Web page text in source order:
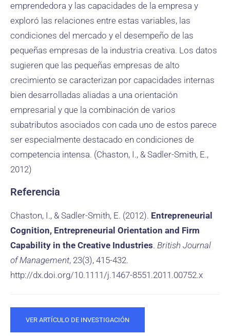
emprendedora y las capacidades de la empresa y
exploró las relaciones entre estas variables, las
condiciones del mercado y el desempeño de las
pequeñas empresas de la industria creativa. Los datos
sugieren que las pequeñas empresas de alto
crecimiento se caracterizan por capacidades internas
bien desarrolladas aliadas a una orientación
empresarial y que la combinación de varios
subatributos asociados con cada uno de estos parece
ser especialmente destacado en condiciones de
competencia intensa. (Chaston, I., & Sadler-Smith, E.,
2012)
Referencia
Chaston, I., & Sadler-Smith, E. (2012). Entrepreneurial
Cognition, Entrepreneurial Orientation and Firm
Capability in the Creative Industries. British Journal
of Management, 23(3), 415-432.
http://dx.doi.org/10.1111/j.1467-8551.2011.00752.x
VER ARTÍCULO DE INVESTIGACIÓN